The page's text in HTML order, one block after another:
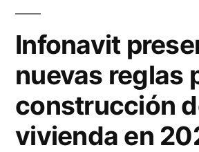
Infonavit
nuevas reglas
construcción
vivienda en